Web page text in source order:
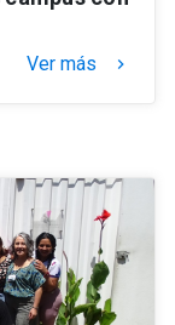
Ver más keyboard_arrow_right